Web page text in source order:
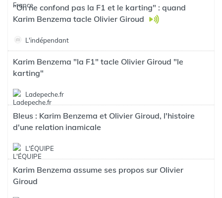
"On ne confond pas la F1 et le karting" : quand
Karim Benzema tacle Olivier Giroud
L'indépendant
Karim Benzema "la F1" tacle Olivier Giroud "le
karting"
Ladepeche.fr
Bleus : Karim Benzema et Olivier Giroud, l'histoire
d'une relation inamicale
L'ÉQUIPE
Karim Benzema assume ses propos sur Olivier
Giroud